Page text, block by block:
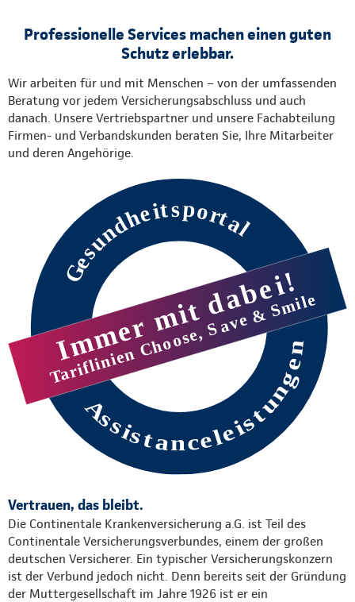
Professionelle Services machen einen guten
Schutz erlebbar.
Wir arbeiten für und mit Menschen – von der umfassenden
Beratung vor jedem Versicherungsabschluss und auch
danach. Unsere Vertriebspartner und unsere Fachabteilung
Firmen- und Verbandskunden beraten Sie, Ihre Mitarbeiter
und deren Angehörige.
Vertrauen, das bleibt.
Die Continentale Krankenversicherung a.G. ist Teil des
Continentale Versicherungsverbundes, einem der großen
deutschen Versicherer. Ein typischer Versicherungskonzern
ist der Verbund jedoch nicht. Denn bereits seit der Gründung
der Muttergesellschaft im Jahre 1926 ist er ein